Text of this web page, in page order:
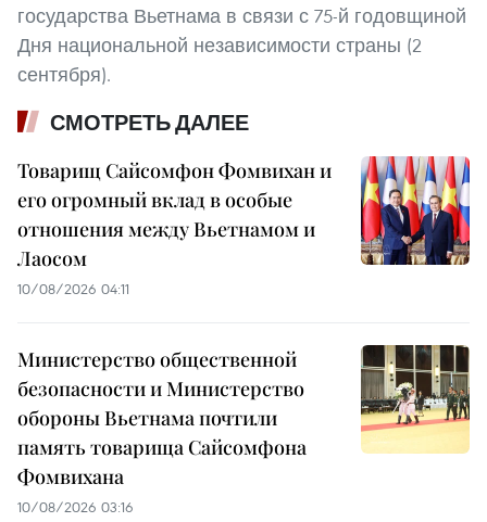
государства Вьетнама в связи с 75-й годовщиной
Дня национальной независимости страны (2
сентября).
СМОТРЕТЬ ДАЛЕЕ
Товарищ Сайсомфон Фомвихан и
его огромный вклад в особые
отношения между Вьетнамом и
Лаосом
10/08/2026 04:11
Министерство общественной
безопасности и Министерство
обороны Вьетнама почтили
память товарища Сайсомфона
Фомвихана
10/08/2026 03:16